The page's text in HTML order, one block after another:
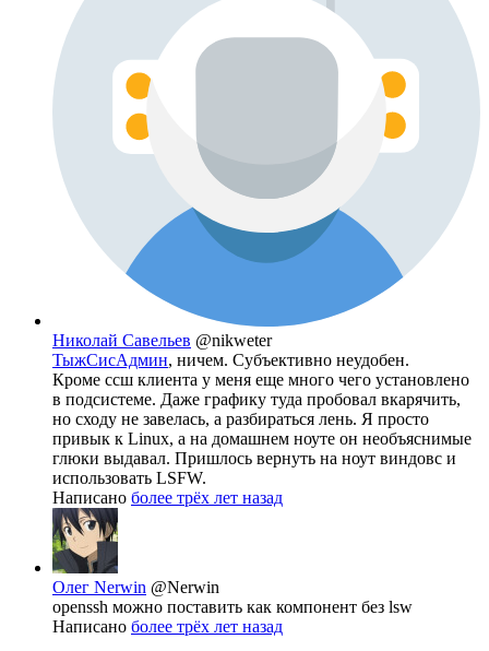
Николай Савельев @nikweter
ТыжСисАдмин, ничем. Субъективно неудобен.
Кроме ссш клиента у меня еще много чего установлено
в подсистеме. Даже графику туда пробовал вкарячить,
но сходу не завелась, а разбираться лень. Я просто
привык к Linux, а на домашнем ноуте он необъяснимые
глюки выдавал. Пришлось вернуть на ноут виндовс и
использовать LSFW.
Написано более трёх лет назад
Олег Nerwin @Nerwin
openssh можно поставить как компонент без lsw
Написано более трёх лет назад